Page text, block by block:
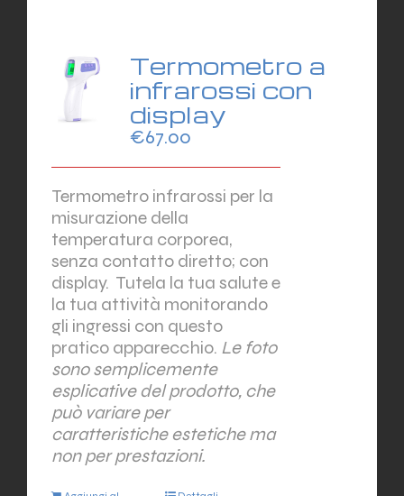
Termometro a
infrarossi con
display
€67.00
Termometro infrarossi per la
misurazione della
temperatura corporea,
senza contatto diretto; con
display. Tutela la tua salute e
la tua attività monitorando
gli ingressi con questo
pratico apparecchio. Le foto
sono semplicemente
esplicative del prodotto, che
può variare per
caratteristiche estetiche ma
non per prestazioni.